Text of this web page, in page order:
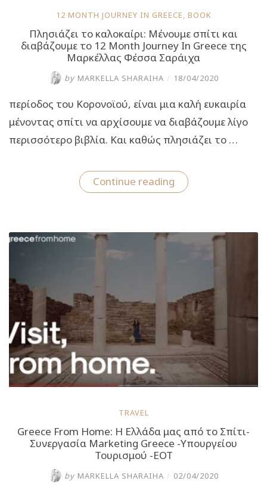
12 MONTH JOURNEY IN GREECE, BOOK
Πλησιάζει το καλοκαίρι: Μένουμε σπίτι και
διαβάζουμε το 12 Month Journey In Greece της
Μαρκέλλας Φέσσα Σαράιχα
by MARKELLA SHARAIHA / 18/04/2020
περίοδος του Κορονοϊού, είναι μια καλή ευκαιρία
μένοντας σπίτι να αρχίσουμε να διαβάζουμε λίγο
περισσότερο βιβλία. Και καθώς πλησιάζει το …
Continue reading“Πλησιάζει
το
και
διαβάζουμε
Greece
της
Μαρκέλλας
Φέσσα
Σαράιχα”
TRAVEL
Greece From Home: Η Ελλάδα μας από το Σπίτι-
Συνεργασία Marketing Greece -Υπουργείου
Τουρισμού -ΕΟΤ
by MARKELLA SHARAIHA / 02/04/2020